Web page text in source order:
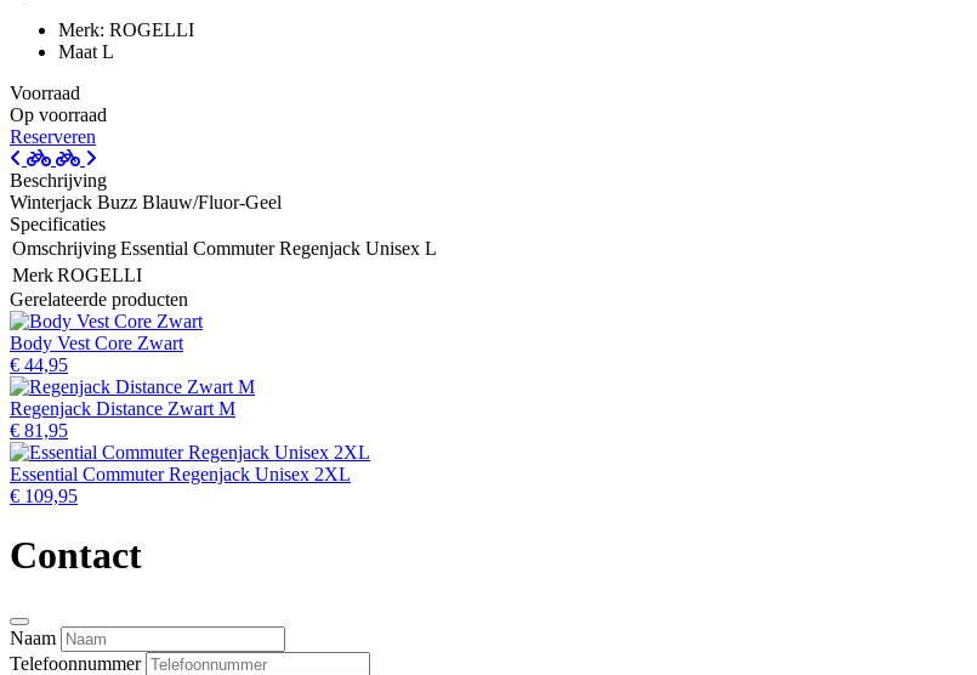
Merk: ROGELLI
Maat L
Voorraad
Op voorraad
Reserveren
Beschrijving
Winterjack Buzz Blauw/Fluor-Geel
Specificaties
OmschrijvingEssential Commuter Regenjack Unisex L
MerkROGELLI
Gerelateerde producten
Body Vest Core Zwart
€ 44,95
Regenjack Distance Zwart M
€ 81,95
Essential Commuter Regenjack Unisex 2XL
€ 109,95
Contact
Naam
Telefoonnummer